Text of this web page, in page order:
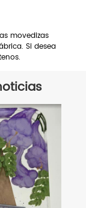
movedizas
Si desea